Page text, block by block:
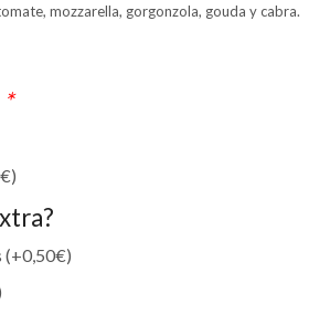
mozzarella, gorgonzola, gouda y cabra.
*
€)
(+0,50€)